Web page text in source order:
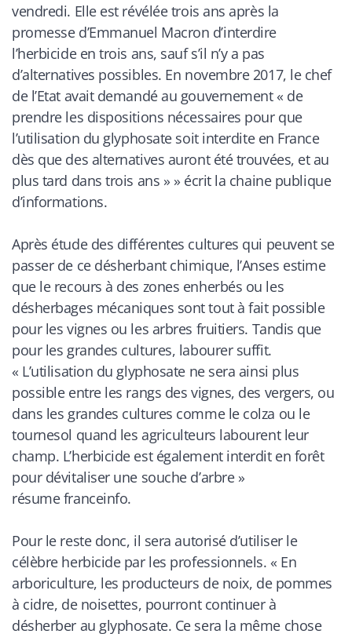
vendredi. Elle est révélée trois ans après la
promesse d’Emmanuel Macron d’interdire
l’herbicide en trois ans, sauf s’il n’y a pas
d’alternatives possibles. En novembre 2017, le chef
de l’Etat avait demandé au gouvernement « de
prendre les dispositions nécessaires pour que
l’utilisation du glyphosate soit interdite en France
dès que des alternatives auront été trouvées, et au
plus tard dans trois ans » » écrit la chaine publique
d’informations.
Après étude des différentes cultures qui peuvent se
passer de ce désherbant chimique, l’Anses estime
que le recours à des zones enherbés ou les
désherbages mécaniques sont tout à fait possible
pour les vignes ou les arbres fruitiers. Tandis que
pour les grandes cultures, labourer suffit.
« L’utilisation du glyphosate ne sera ainsi plus
possible entre les rangs des vignes, des vergers, ou
dans les grandes cultures comme le colza ou le
tournesol quand les agriculteurs labourent leur
champ. L’herbicide est également interdit en forêt
pour dévitaliser une souche d’arbre»
résumefranceinfo.
Pour le reste donc, il sera autorisé d’utiliser le
célèbre herbicide par les professionnels. « En
arboriculture, les producteurs de noix, de pommes
à cidre, de noisettes, pourront continuer à
désherber au glyphosate. Ce sera la même chose